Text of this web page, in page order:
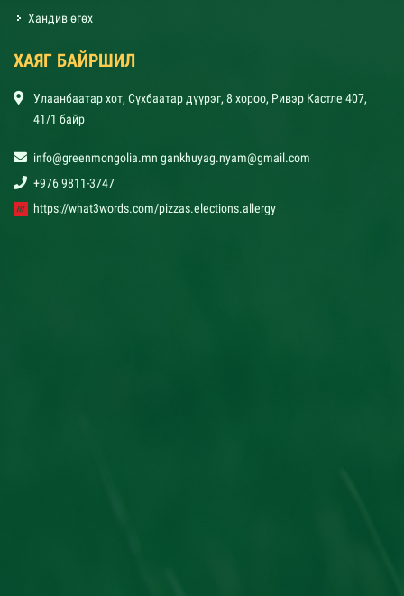
Хандив өгөх
ХАЯГ БАЙРШИЛ
Улаанбаатар хот, Сүхбаатар дүүрэг, 8 хороо, Ривэр Кастле 407,
41/1 байр
info@greenmongolia.mn gankhuyag.nyam@gmail.com
+976 9811-3747
https://what3words.com/pizzas.elections.allergy